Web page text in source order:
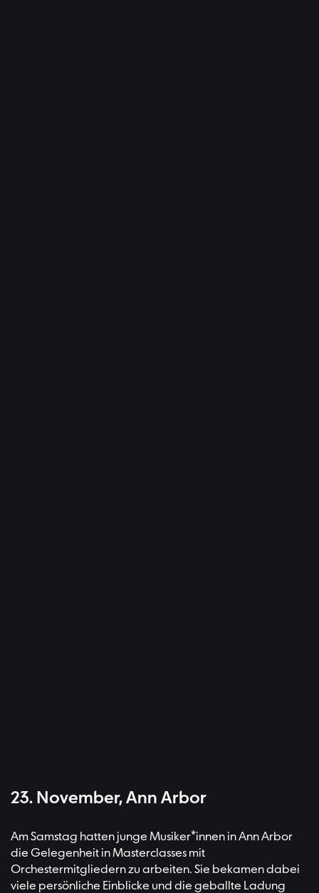
23. November, Ann Arbor
Am Samstag hatten junge Musiker*innen in Ann Arbor
die Gelegenheit in Masterclasses mit
Orchestermitgliedern zu arbeiten. Sie bekamen dabei
viele persönliche Einblicke und die geballte Ladung